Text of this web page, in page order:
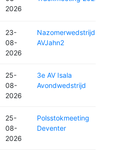
2026
23-
08-
2026
Nazomerwedstrijd
AVJahn2
25-
08-
2026
3e AV Isala
Avondwedstrijd
25-
08-
2026
Polsstokmeeting
Deventer